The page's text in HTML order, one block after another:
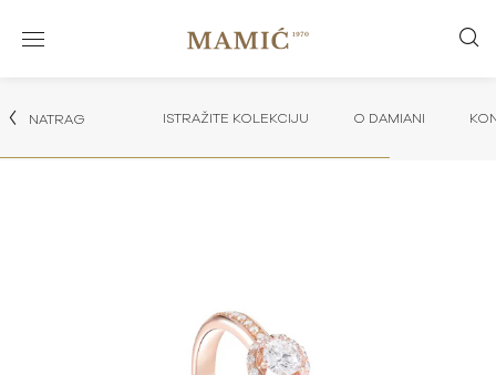
NATRAG ISTRAŽITE KOLEKCIJU O DAMIANI